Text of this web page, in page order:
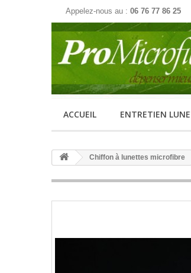
Appelez-nous au : 06 76 77 86 25
ACCUEIL ENTRETIEN
Chiffon à lunettes microfibre